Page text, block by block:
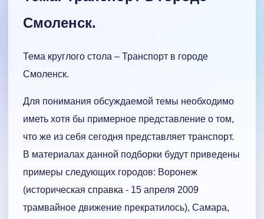
Смоленск.
Тема круглого стола – Транспорт в городе
Смоленск.
Для понимания обсуждаемой темы необходимо
иметь хотя бы примерное представление о том,
что же из себя сегодня представляет транспорт.
В материалах данной подборки будут приведены
примеры следующих городов: Воронеж
(историческая справка - 15 апреля 2009
трамвайное движение прекратилось), Самара,